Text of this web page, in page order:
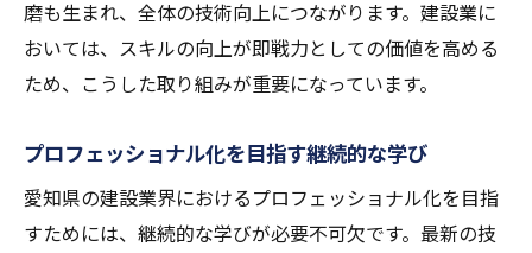
磨も生まれ、全体の技術向上につながります。建設業に
おいては、スキルの向上が即戦力としての価値を高める
ため、こうした取り組みが重要になっています。
プロフェッショナル化を目指す継続的な学び
愛知県の建設業界におけるプロフェッショナル化を目指
すためには、継続的な学びが必要不可欠です。最新の技